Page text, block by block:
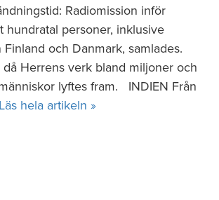
Radiomission inför
hundratal personer, inklusive
och Danmark, samlades.
då Herrens verk bland miljoner och
lyftes fram. INDIEN Från
Läs hela artikeln »